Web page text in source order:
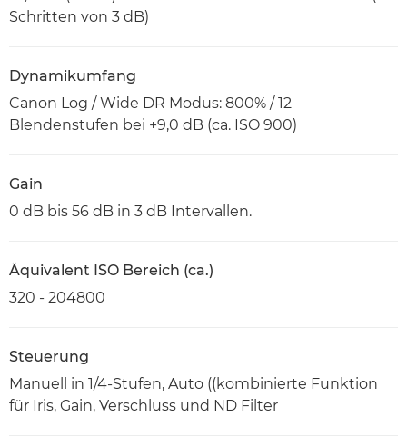
Schritten von 3 dB)
Dynamikumfang
Canon Log / Wide DR Modus: 800% / 12
Blendenstufen bei +9,0 dB (ca. ISO 900)
Gain
0 dB bis 56 dB in 3 dB Intervallen.
Äquivalent ISO Bereich (ca.)
320 - 204800
Steuerung
Manuell in 1/4-Stufen, Auto ((kombinierte Funktion
für Iris, Gain, Verschluss und ND Filter